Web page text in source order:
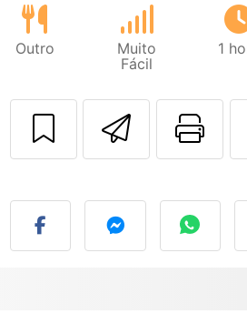
Outro
Muito
Fácil
1
Enviar